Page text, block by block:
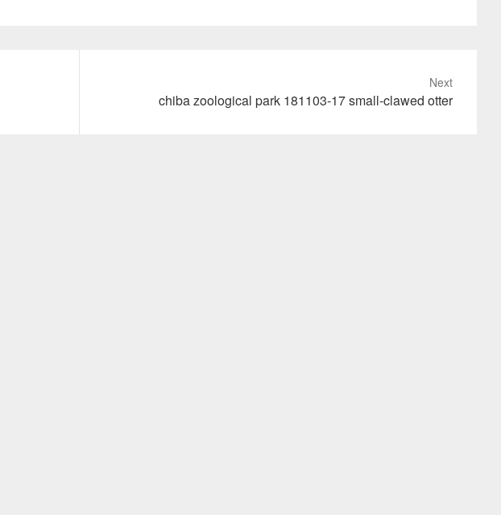
Next
chiba zoological park 181103-17 small-clawed otter